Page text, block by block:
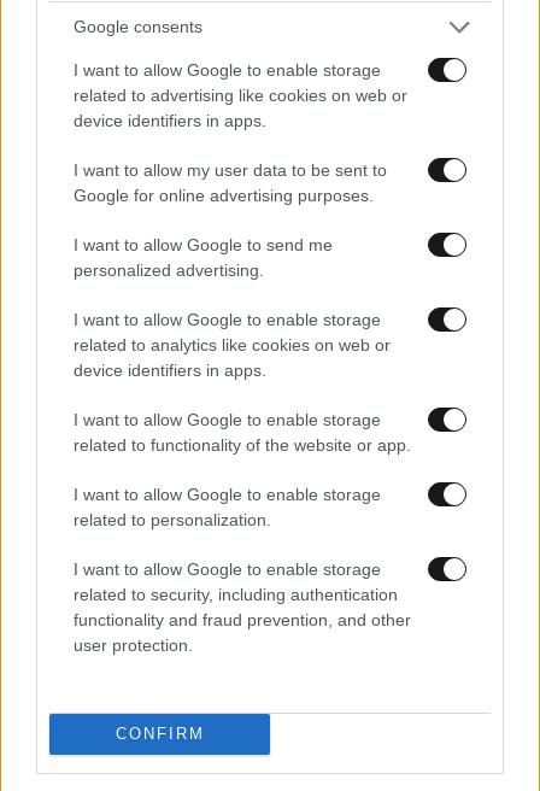
Google consents
I want to allow Google to enable storage
related to advertising like cookies on web or
device identifiers in apps.
I want to allow my user data to be sent to
Google for online advertising purposes.
I want to allow Google to send me
personalized advertising.
I want to allow Google to enable storage
related to analytics like cookies on web or
device identifiers in apps.
I want to allow Google to enable storage
related to functionality of the website or app.
I want to allow Google to enable storage
related to personalization.
I want to allow Google to enable storage
related to security, including authentication
functionality and fraud prevention, and other
user protection.
CONFIRM
μπερδεμενοι ανθρωποι 21·09·2022 20:09
lakis συμμορφωσου οχι μαγκιες εδω θα μας
παρεξηγησουν
Απαντήστε
TRENDING
Εριέττα Κούρκουλου – Τα 33α γενέθλια και τα
φιλιά με τον Βύρωνα Βασιλειάδη: «Καμία στιγμή
ευτυχίας δεδομένη»